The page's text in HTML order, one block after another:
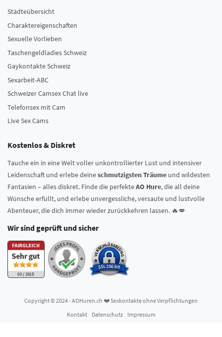
Städteübersicht
Charaktereigenschaften
Sexuelle Vorlieben
Taschengeldladies Schweiz
Gaykontakte Schweiz
Sexarbeit-ABC
Schweizer Camsex Chat live
Telefonsex mit Cam
Live Sex Cams
Kostenlos & Diskret
Tauche ein in eine Welt voller unkontrollierter Lust und intensiver
Leidenschaft und erlebe deineschmutzigsten Träume und wildesten
Fantasien – alles diskret. Finde die perfekteAO Hure, die all deine
Wünsche erfüllt, und erlebe unvergessliche, versaute und lustvolle
Abenteuer, die dich immer wieder zurückkehren lassen. 🔥💋
Wir sind geprüft und sicher
Copyright © 2024 - AOHuren.ch ❤️ Sexkontakte ohne Verpflichtungen
Kontakt
Datenschutz Impressum